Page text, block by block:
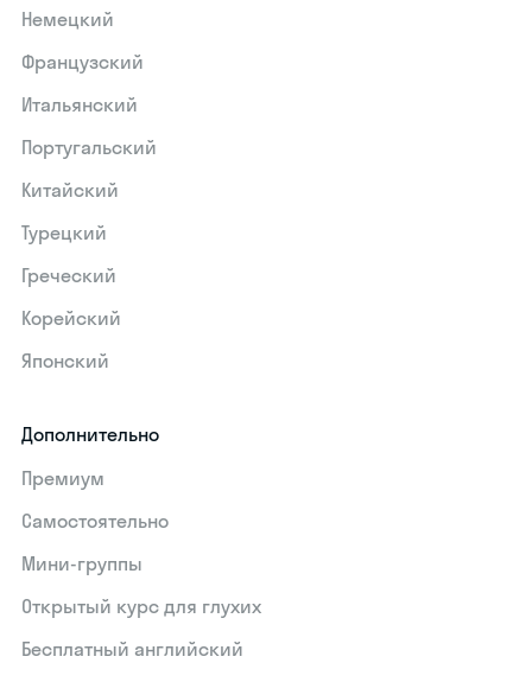
Немецкий
Французский
Итальянский
Португальский
Китайский
Турецкий
Греческий
Корейский
Японский
Дополнительно
Премиум
Самостоятельно
Мини-группы
Открытый курс для глухих
Бесплатный английский